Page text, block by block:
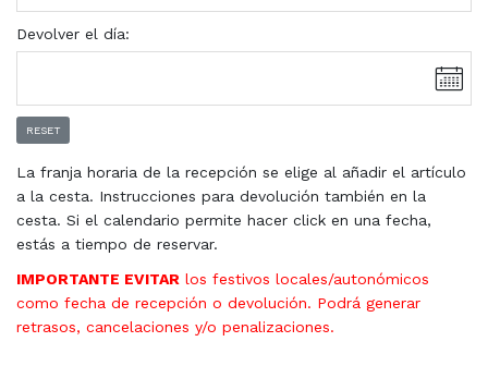
Devolver el día:
RESET
La franja horaria de la recepción se elige al añadir el artículo
a la cesta. Instrucciones para devolución también en la
cesta. Si el calendario permite hacer click en una fecha,
estás a tiempo de reservar.
IMPORTANTE EVITAR los festivos locales/autonómicos
como fecha de recepción o devolución. Podrá generar
retrasos, cancelaciones y/o penalizaciones.